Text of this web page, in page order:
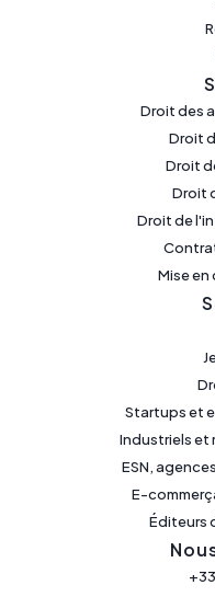
Droit des
Droit
Droit
Droit
Droit de
Mise en
Startups et
Industriels et
ESN,
E-
Éditeurs